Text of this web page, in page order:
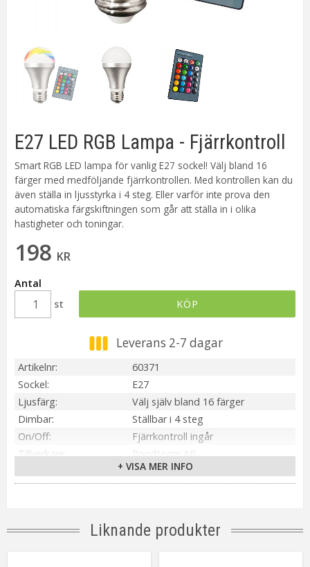
E27 LED RGB Lampa - Fjärrkontroll
Smart RGB LED lampa för vanlig E27 sockel! Välj bland 16
färger med medföljande fjärrkontrollen. Med kontrollen kan du
även ställa in ljusstyrka i 4 steg. Eller varför inte prova den
automatiska färgskiftningen som går att ställa in i olika
hastigheter och toningar.
198 KR
Antal
st
KÖP
Leverans 2-7 dagar
Artikelnr
60371
Sockel
E27
Ljusfärg
Välj själv bland 16 färger
Dimbar
Ställbar i 4 steg
On/Off
Fjärrkontroll ingår
Tillverkare
Pondteam AB
+ VISA MER INFO
Liknande produkter